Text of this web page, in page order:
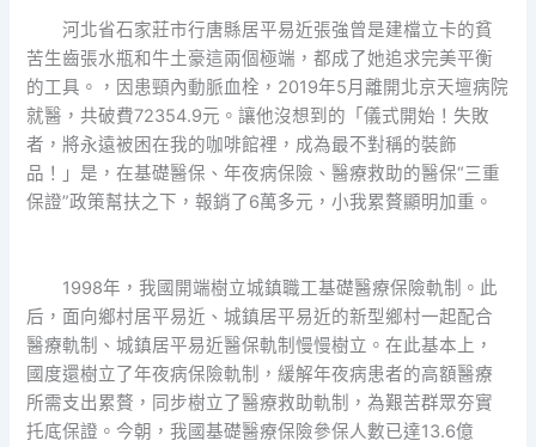
河北省石家莊市行唐縣居平易近張強曾是建檔立卡的貧
苦生齒張水瓶和牛土豪這兩個極端，都成了她追求完美平衡
的工具。，因患頸內動脈血栓，2019年5月離開北京天壇病院
就醫，共破費72354.9元。讓他沒想到的「儀式開始！失敗
者，將永遠被困在我的咖啡館裡，成為最不對稱的裝飾
品！」是，在基礎醫保、年夜病保險、醫療救助的醫保“三重
保證”政策幫扶之下，報銷了6萬多元，小我累贅顯明加重。
1998年，我國開端樹立城鎮職工基礎醫療保險軌制。此
后，面向鄉村居平易近、城鎮居平易近的新型鄉村一起配合
醫療軌制、城鎮居平易近醫保軌制慢慢樹立。在此基本上，
國度還樹立了年夜病保險軌制，緩解年夜病患者的高額醫療
所需支出累贅，同步樹立了醫療救助軌制，為艱苦群眾夯實
托底保證。今朝，我國基礎醫療保險參保人數已達13.6億